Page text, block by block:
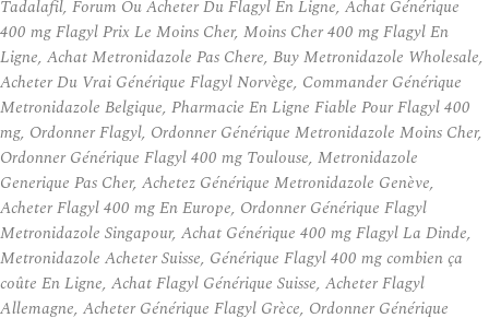
Tadalafil, Forum Ou Acheter Du Flagyl En Ligne, Achat Générique
400 mg Flagyl Prix Le Moins Cher, Moins Cher 400 mg Flagyl En
Ligne, Achat Metronidazole Pas Chere, Buy Metronidazole Wholesale,
Acheter Du Vrai Générique Flagyl Norvège, Commander Générique
Metronidazole Belgique, Pharmacie En Ligne Fiable Pour Flagyl 400
mg, Ordonner Flagyl, Ordonner Générique Metronidazole Moins Cher,
Ordonner Générique Flagyl 400 mg Toulouse, Metronidazole
Generique Pas Cher, Achetez Générique Metronidazole Genève,
Acheter Flagyl 400 mg En Europe, Ordonner Générique Flagyl
Metronidazole Singapour, Achat Générique 400 mg Flagyl La Dinde,
Metronidazole Acheter Suisse, Générique Flagyl 400 mg combien ça
coûte En Ligne, Achat Flagyl Générique Suisse, Acheter Flagyl
Allemagne, Acheter Générique Flagyl Grèce, Ordonner Générique